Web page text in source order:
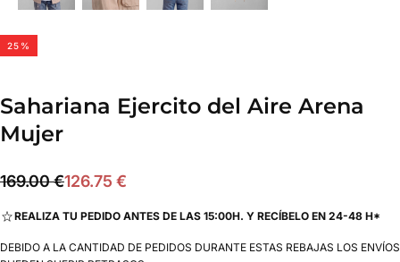
25 %
Sahariana Ejercito del Aire Arena
Mujer
126.75
Precio
169.00 €Precio
126.75 €
REALIZA TU PEDIDO ANTES DE LAS 15:00H. Y RECÍBELO EN 24-48 H*
DEBIDO A LA CANTIDAD DE PEDIDOS DURANTE ESTAS REBAJAS LOS ENVÍOS